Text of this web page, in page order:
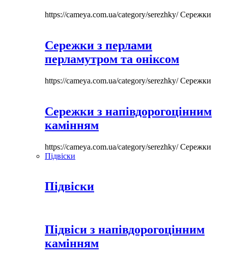
https://cameya.com.ua/category/serezhky/Сережки
Сережки з перлами
перламутром та оніксом
https://cameya.com.ua/category/serezhky/Сережки
Сережки з напівдорогоцінним
камінням
https://cameya.com.ua/category/serezhky/Сережки
Підвіски
Підвіски
Підвіси з напівдорогоцінним
камінням